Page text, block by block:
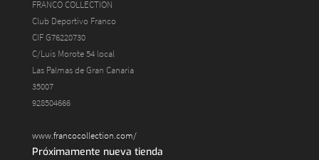
FRANCO COLLECTION
Club Deportivo Franco
CIF G76220730
C/Luis Morote 54 local
Las Palmas de Gran Canaria
35007
928504666
www.francocollection.com/
Próximamente nueva tienda